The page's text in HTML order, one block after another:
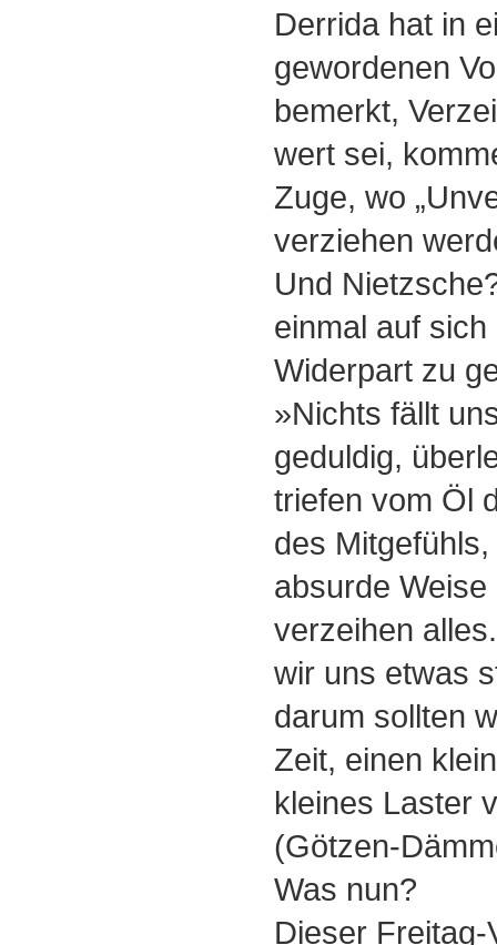
Derrida hat in
gewordenen
bemerkt,
wert sei,
Zuge, wo
verziehen
Und
einmal auf
Widerpart zu
»Nichts fällt
geduldig,
triefen vom Öl
des
absurde
verzeihen
wir uns etwas
darum sollten
Zeit, einen
kleines Laster
(Götzen-
Was nun?
Dieser